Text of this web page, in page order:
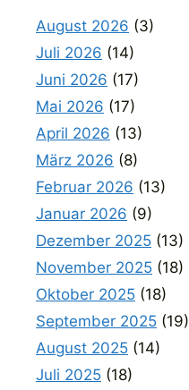
August 2026 (3)
Juli 2026 (14)
Juni 2026 (17)
Mai 2026 (17)
April 2026 (13)
März 2026 (8)
Februar 2026 (13)
Januar 2026 (9)
Dezember 2025 (13)
November 2025 (18)
Oktober 2025 (18)
September 2025 (19)
August 2025 (14)
Juli 2025 (18)